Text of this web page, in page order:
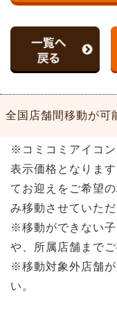
全国店舗間移動が可
※コミコミアイコ
表示価格となりま
てお迎えをご希望
み移動させていただ
※移動ができない
や、所属店舗までご
※移動対象外店舗
い。